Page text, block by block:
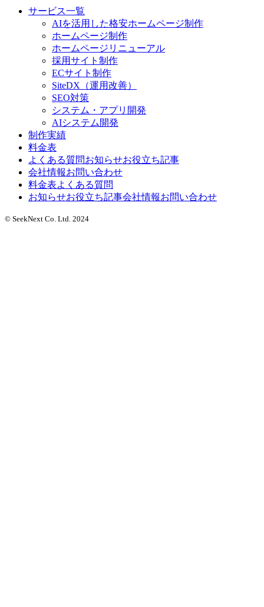
サービス一覧
AIを活用した格安ホームページ制作
ホームページ制作
ホームページリニューアル
採用サイト制作
ECサイト制作
SiteDX（運用改善）
SEO対策
システム・アプリ開発
AIシステム開発
制作実績
料金表
よくある質問お知らせお役立ち記事
会社情報お問い合わせ
料金表よくある質問
お知らせお役立ち記事会社情報お問い合わせ
© SeekNext Co. Ltd. 2024